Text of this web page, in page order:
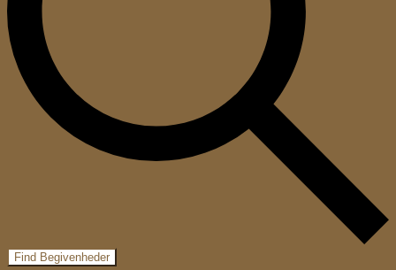
Find Begivenheder